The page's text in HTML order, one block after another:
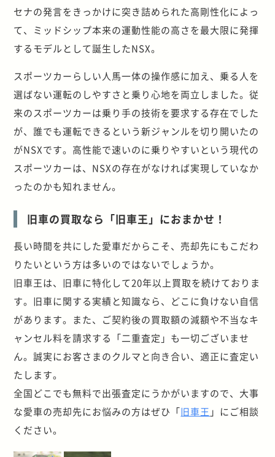
セナの発言をきっかけに突き詰められた高剛性化によっ
て、ミッドシップ本来の運動性能の高さを最大限に発揮
するモデルとして誕生したNSX。
スポーツカーらしい人馬一体の操作感に加え、乗る人を
選ばない運転のしやすさと乗り心地を両立しました。従
来のスポーツカーは乗り手の技術を要求する存在でした
が、誰でも運転できるという新ジャンルを切り開いたの
がNSXです。高性能で速いのに乗りやすいという現代の
スポーツカーは、NSXの存在がなければ実現していなか
ったのかも知れません。
旧車の買取なら「旧車王」におまかせ！
長い時間を共にした愛車だからこそ、売却先にもこだわ
りたいという方は多いのではないでしょうか。
旧車王は、旧車に特化して20年以上買取を続けておりま
す。旧車に関する実績と知識なら、どこに負けない自信
があります。また、ご契約後の買取額の減額や不当なキ
ャンセル料を請求する「二重査定」も一切ございませ
ん。誠実にお客さまのクルマと向き合い、適正に査定い
たします。
全国どこでも無料で出張査定にうかがいますので、大事
な愛車の売却先にお悩みの方はぜひ「旧車王 」にご相談
ください。